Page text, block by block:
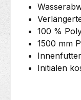
100 %
1500 mm
Initialen